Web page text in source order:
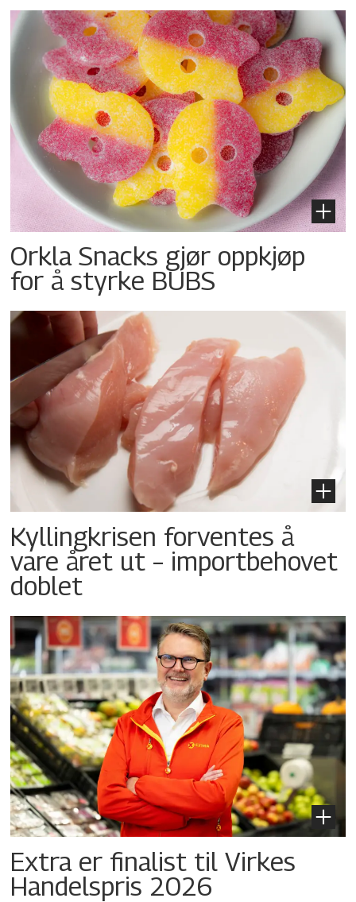
Orkla Snacks gjør oppkjøp
for å styrke BUBS
Kyllingkrisen forventes å
vare året ut – importbehovet
doblet
Extra er finalist til Virkes
Handelspris 2026